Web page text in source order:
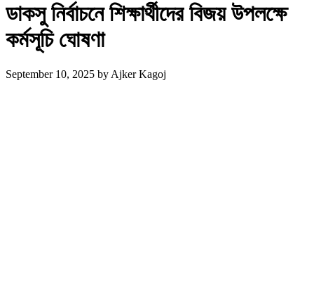
ডাকসু নির্বাচনে শিক্ষার্থীদের বিজয় উপলক্ষে
কর্মসূচি ঘোষণা
September 10, 2025 by Ajker Kagoj